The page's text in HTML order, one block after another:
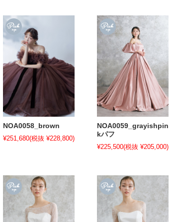
NOA0058_brown
¥251,680(税抜 ¥228,800)
NOA0059_grayishpin
kパフ
¥225,500(税抜 ¥205,000)